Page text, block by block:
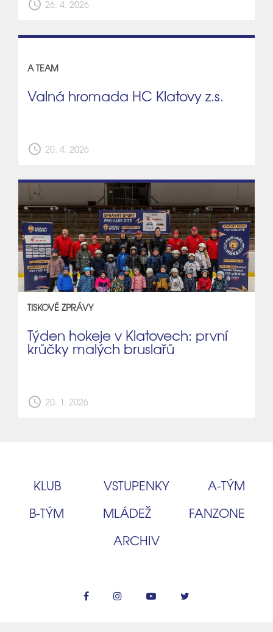
schedule 26. 4. 2026
A TEAM
Valná hromada HC Klatovy z.s.
schedule 20. 4. 2026
TISKOVÉ ZPRÁVY
Týden hokeje v Klatovech: první
krůčky malých bruslařů
schedule 20. 1. 2026
KLUB VSTUPENKY
A‑TÝM
B‑TÝM
MLÁDEŽ
FANZONE
ARCHIV